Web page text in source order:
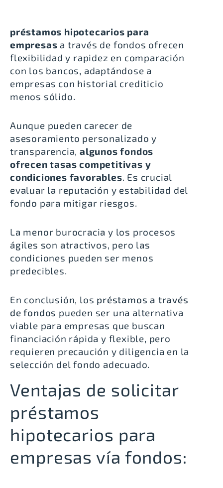
préstamos hipotecarios para
empresas a través de fondos ofrecen
flexibilidad y rapidez en comparación
con los bancos, adaptándose a
empresas con historial crediticio
menos sólido.
Aunque pueden carecer de
asesoramiento personalizado y
transparencia,algunos fondos
ofrecen tasas competitivas y
condiciones favorables. Es crucial
evaluar la reputación y estabilidad del
fondo para mitigar riesgos.
La menor burocracia y los procesos
ágiles son atractivos, pero las
condiciones pueden ser menos
predecibles.
En conclusión, los préstamos a través
de fondos pueden ser una alternativa
viable para empresas que buscan
financiación rápida y flexible, pero
requieren precaución y diligencia en la
selección del fondo adecuado.
Ventajas de solicitar
préstamos
hipotecarios para
empresas vía fondos: